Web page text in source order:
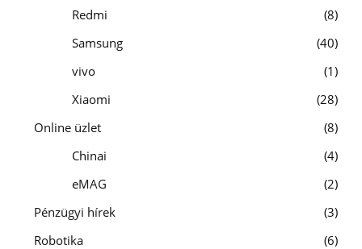
Redmi
8
Samsung
40
vivo
1
Xiaomi
28
Online üzlet
8
Chinai
4
eMAG
2
Pénzügyi hírek
3
Robotika
6